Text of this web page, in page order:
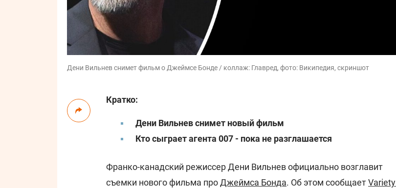
Дени Вильнев снимет фильм о Джеймсе Бонде / коллаж: Главред, фото: Википедия, скриншот
Кратко:
Дени Вильнев снимет новый фильм
Кто сыграет агента 007 - пока не разглашается
Франко-канадский режиссер Дени Вильнев официально возглавит
съемки нового фильма проДжеймса Бонда. Об этом сообщаетVariety